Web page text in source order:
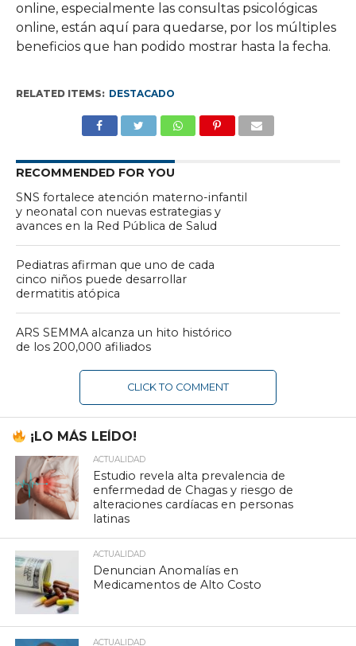
online, especialmente las consultas psicológicas
online, están aquí para quedarse, por los múltiples
beneficios que han podido mostrar hasta la fecha.
RELATED ITEMS: DESTACADO
RECOMMENDED FOR YOU
SNS fortalece atención materno-infantil
y neonatal con nuevas estrategias y
avances en la Red Pública de Salud
Pediatras afirman que uno de cada
cinco niños puede desarrollar
dermatitis atópica
ARS SEMMA alcanza un hito histórico
de los 200,000 afiliados
CLICK TO COMMENT
¡LO MÁS LEÍDO!
ACTUALIDAD
Estudio revela alta prevalencia de
enfermedad de Chagas y riesgo de
alteraciones cardíacas en personas
latinas
ACTUALIDAD
Denuncian Anomalías en
Medicamentos de Alto Costo
ACTUALIDAD